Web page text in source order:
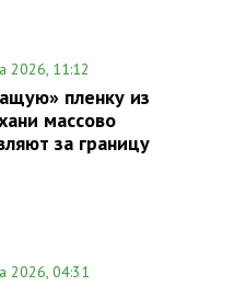
2026, 11:12
пленку из
массово
за границу
2026, 04:31